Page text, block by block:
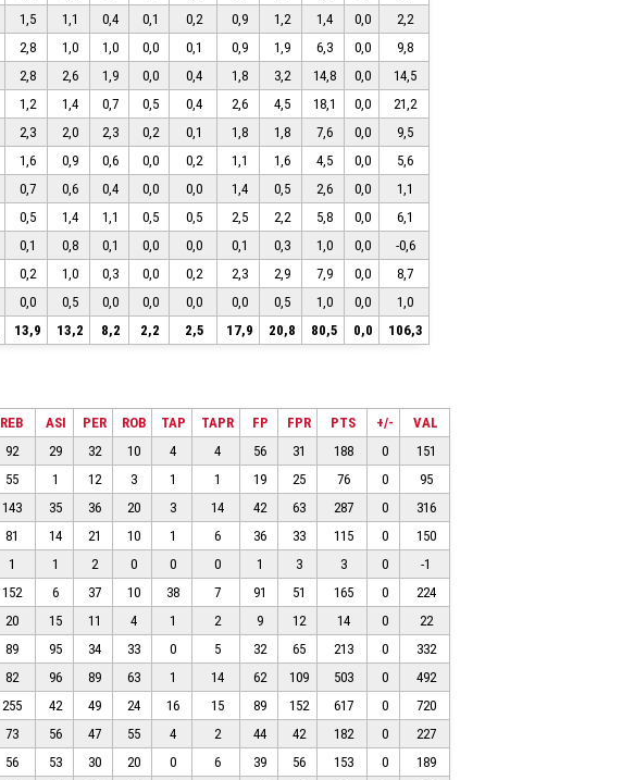
1,5 1,1 0,4 0,1 0,2 0,9 1,2 1,4 0,0
2,2
2,8 1,0 1,0 0,0 0,1 0,9 1,9 6,3 0,0
9,8
2,8 2,6 1,9 0,0 0,4 1,8 3,2 14,8 0,0
14,5
1,2 1,4 0,7 0,5 0,4 2,6 4,5 18,1 0,0
21,2
2,3 2,0 2,3 0,2 0,1 1,8 1,8 7,6 0,0
9,5
1,6 0,9 0,6 0,0 0,2 1,1 1,6 4,5 0,0
5,6
0,7 0,6 0,4 0,0 0,0 1,4 0,5 2,6 0,0
1,1
0,5 1,4 1,1 0,5 0,5 2,5 2,2 5,8 0,0
6,1
0,1 0,8 0,1 0,0 0,0 0,1 0,3 1,0 0,0
-0,6
0,2 1,0 0,3 0,0 0,2 2,3 2,9 7,9 0,0
8,7
0,0 0,5 0,0 0,0 0,0 0,0 0,5 1,0 0,0
1,0
13,9 13,2 8,2 2,2 2,5 17,9 20,8 80,5 0,0 106,3
REB ASI PER ROB TAP TAPR FP FPR PTS +/-
VAL
92 29 32 10 4 4 56 31 188 0
151
55 1 12 3 1 1 19 25 76 0
95
143 35 36 20 3 14 42 63 287 0
316
81 14 21 10 1 6 36 33 115 0
150
1 1 2 0 0 0 1 3 3 0
-1
152 6 37 10 38 7 91 51 165 0
224
20 15 11 4 1 2 9 12 14 0
22
89 95 34 33 0 5 32 65 213 0
332
82 96 89 63 1 14 62 109 503 0
492
255 42 49 24 16 15 89 152 617 0
720
73 56 47 55 4 2 44 42 182 0
227
56 53 30 20 0 6 39 56 153 0
189